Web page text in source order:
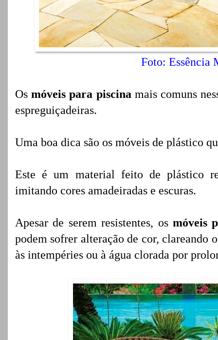
Foto: Essência
Osmóveis para piscina mais comuns
espreguiçadeiras.
Uma boa dica são os móveis de plástico
Este é um material feito de plástico
imitando cores amadeiradas e escuras.
Apesar de serem resistentes, os móveis
podem sofrer alteração de cor, clareando
às intempéries ou à água clorada por